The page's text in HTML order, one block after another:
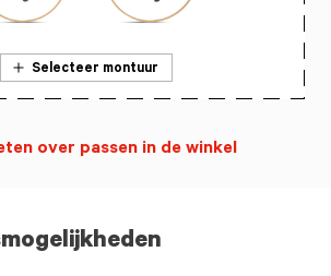
Selecteer montuur
over passen in de winkel